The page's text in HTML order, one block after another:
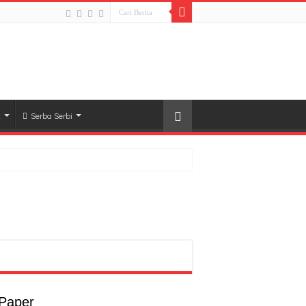
Serba Serbi